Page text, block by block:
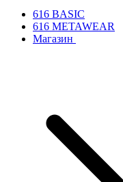
616 BASIC
616 METAWEAR
Магазин